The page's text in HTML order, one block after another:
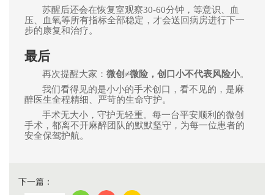
苏醒后还会在恢复室观察30-60分钟，等意识、血
压、血氧等所有指标全部稳定，才会送回病房进行下一
步的康复和治疗。
最后
再次提醒大家：微创≠微险，创口小不代表风险小。
我们看得见的是小小的手术创口，看不见的，是麻
醉医生全程精细、严苛的生命守护。
手术无大小，守护无轻重。每一台平安顺利的微创
手术，都离不开麻醉团队的默默坚守，为每一位患者的
安全保驾护航。
下一篇：